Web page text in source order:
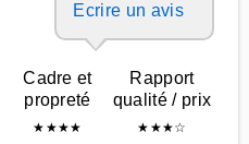
Ecrire un avis
Cadre et
propreté
★ ★★★
Rapport
qualité / prix
★ ★★☆